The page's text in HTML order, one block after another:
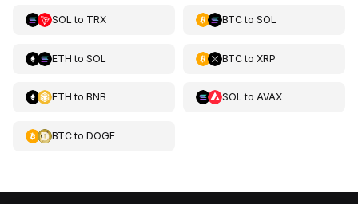
SOL to TRX BTCto SOL
ETH to SOL BTCto XRP
ETH to BNB SOL to AVAX
BTCto DOGE